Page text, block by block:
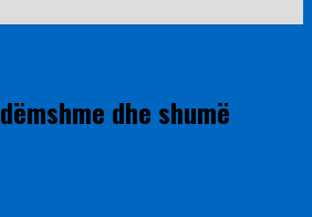
dhe shumë